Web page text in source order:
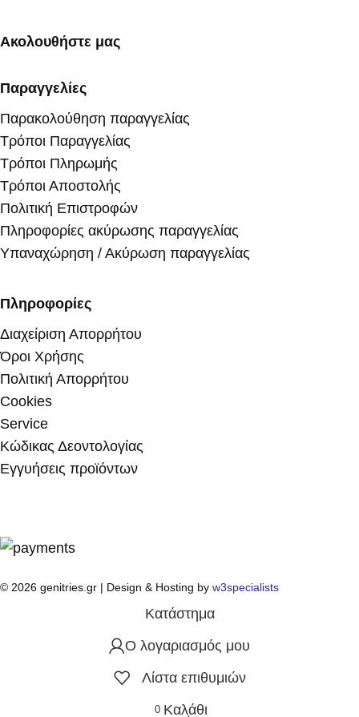
Ακολουθήστε μας
Παραγγελίες
Παρακολούθηση παραγγελίας
Τρόποι Παραγγελίας
Τρόποι Πληρωμής
Τρόποι Αποστολής
Πολιτική Επιστροφών
Πληροφορίες ακύρωσης παραγγελίας
Υπαναχώρηση / Ακύρωση παραγγελίας
Πληροφορίες
Διαχείριση Απορρήτου
Όροι Χρήσης
Πολιτική Απορρήτου
Cookies
Service
Κώδικας Δεοντολογίας
Εγγυήσεις προϊόντων
© 2026 genitries.gr | Design & Hosting by w3specialists
Κατάστημα
Ο λογαριασμός μου
Λίστα επιθυμιών
0 Καλάθι